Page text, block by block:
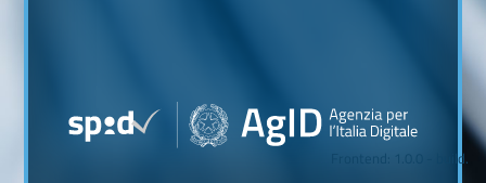
Frontend: 1.0.0 - build.